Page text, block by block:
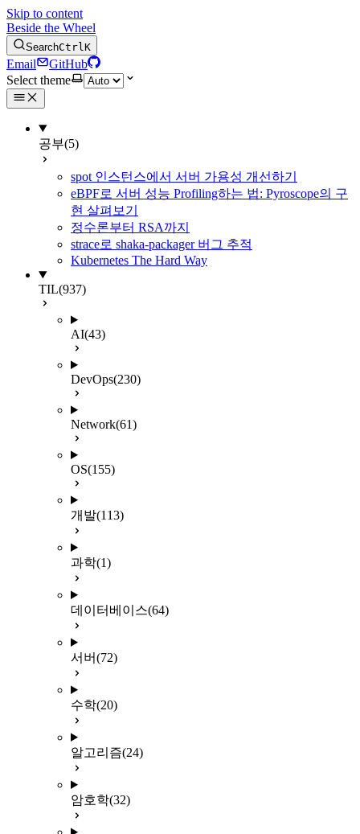
Skip to content
Beside the Wheel
SearchCtrlK
Email
GitHub
Select theme
공부(5)
spot 인스턴스에서 서버 가용성 개선하기
eBPF로 서버 성능 Profiling하는 법: Pyroscope의 구
현 살펴보기
정수론부터 RSA까지
strace로 shaka-packager 버그 추적
Kubernetes The Hard Way
TIL(937)
AI(43)
DevOps(230)
Network(61)
OS(155)
개발(113)
과학(1)
데이터베이스(64)
서버(72)
수학(20)
알고리즘(24)
암호학(32)